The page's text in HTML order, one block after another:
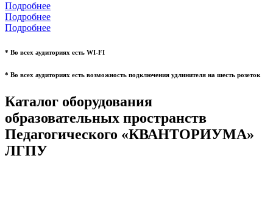
Подробнее
Подробнее
Подробнее
* Во всех аудиториях есть WI-FI
* Во всех аудиториях есть возможность подключения удлинителя на шесть розеток
Каталог оборудования
образовательных пространств
Педагогического «КВАНТОРИУМА»
ЛГПУ